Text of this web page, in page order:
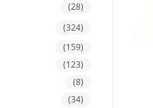
(28)
(324)
(159)
(123)
(8)
(34)